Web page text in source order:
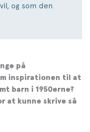
og som den
på
inspirationen til at
barn i 1950erne?
at kunne skrive så